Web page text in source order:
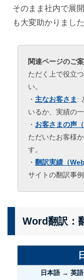
そのまま社内で展
も大変助かりました
関連ページのご案
ただく上で役立
い。
・ 主なお客さま :
いるか、実績の
・ お客さまの声（
ただいたお客様
す。
・ 翻訳実績（Web
サイトの翻訳事
Word翻訳：
日本語 → 英語